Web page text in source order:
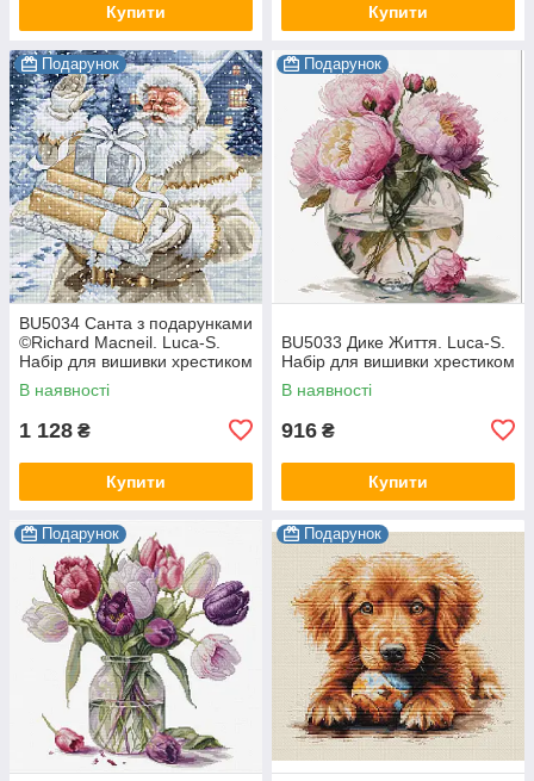
Купити Купити
Подарунок
BU5034 Санта з подарунками
©Richard Macneil. Luca-S.
Набір для вишивки хрестиком
В наявності
1 128 ₴
Купити
Подарунок
BU5033 Дике Життя. Luca-S.
Набір для вишивки хрестиком
В наявності
916 ₴
Купити
Подарунок Подарунок